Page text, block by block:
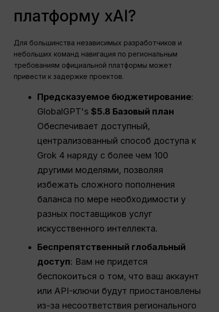
платформу xAI?
Для большинства независимых разработчиков и
небольших команд навигация по региональным
требованиям официальной платформы может
привести к задержке проектов.
Предсказуемое бюджетирование:
GlobalGPT's$5.8 Базовый план
Обеспечивает доступный,
централизованный способ доступа к
Grok 4 наряду с более чем 100
другими моделями, позволяя
избежать сложного пополнения
баланса по мере необходимости у
разных поставщиков услуг
искусственного интеллекта.
Беспрепятственный глобальный
доступ: Вам не придется
беспокоиться о том, что ваш аккаунт
или API-ключи будут приостановлены
из-за несоответствия регионального